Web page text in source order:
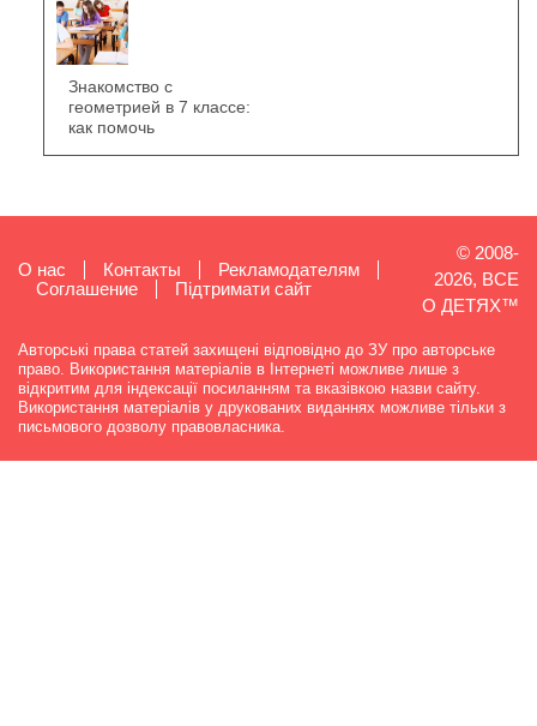
Знакомство с
геометрией в 7 классе:
как помочь
О нас Контакты
Рекламодателям
Cоглашение
Підтримати сайт
© 2008-
2026, ВСЕ
О ДЕТЯХ™
Авторські права статей захищені відповідно до ЗУ про авторське
право. Використання матеріалів в Інтернеті можливе лише з
відкритим для індексації посиланням та вказівкою назви сайту.
Використання матеріалів у друкованих виданнях можливе тільки з
письмового дозволу правовласника.